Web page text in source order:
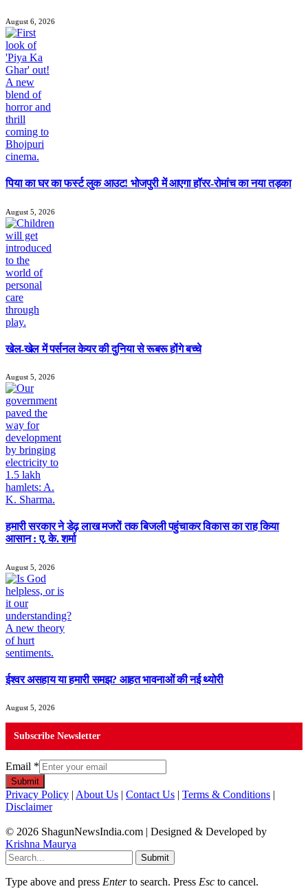
August 6, 2026
पिया का घर का फर्स्ट लुक आउट! भोजपुरी में आएगा हॉरर-रोमांच का नया तड़का
August 5, 2026
खेल-खेल में पर्सनल केयर की दुनिया से रूबरू होंगे बच्चे
August 5, 2026
हमारी सरकार ने डेढ़ लाख मजरों तक बिजली पहुंचाकर विकास का राह किया
आसान : ए. के. शर्मा
August 5, 2026
ईश्वर असहाय या हमारी समझ? आहत भावनाओं की नई थ्योरी
August 5, 2026
Subscribe Newsletter
Email *
Submit
Privacy Policy | About Us | Contact Us | Terms & Conditions |
Disclaimer
© 2026 ShagunNewsIndia.com | Designed & Developed by
Krishna Maurya
Submit
Type above and press Enterto search. Press Esc to cancel.